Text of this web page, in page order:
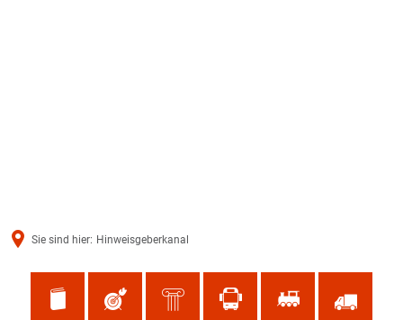
Sie sind hier: Hinweisgeberkanal